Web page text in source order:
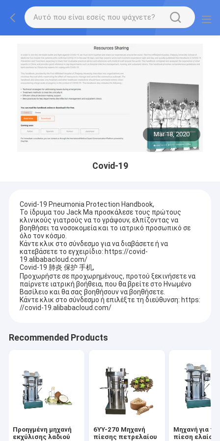
Mar 18, 2020
Covid-19
Covid-19 Pneumonia Protection Handbook,
Το ίδρυμα του Jack Ma προσκάλεσε τους πρώτους
κλινικούς γιατρούς να το γράψουν, ελπίζοντας να
βοηθήσει τα νοσοκομεία και το ιατρικό προσωπικό σε
όλο τον κόσμο.
Κάντε κλικ στο σύνδεσμο για να διαβάσετε ή να
κατεβάσετε το εγχειρίδιο: https://covid-
19.alibabacloud.com/
Covid-19 肺炎 保护 手机,
Προχωρήστε σε προχωρημένους, προτού ξεκινήσετε να
παίρνετε ιατρική βοήθεια, που θα βρείτε στο Ηνωμένο
Βασίλειο και θα σας βοηθήσουν να βοηθήσετε.
Κάντε κλικ στο σύνδεσμο ή επιλέξτε τη διεύθυνση: https:
//covid-19.alibabacloud.com/
Recommended Products
Προηγμένη μηχανή
εκχύλισης λαδιού
6YY-270 Μηχανή
πίεσης πετρελαίου
Μηχανή για
πίεση ελαίου